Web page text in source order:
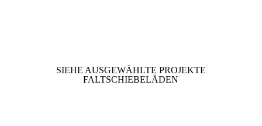
SIEHE AUSGEWÄHLTE PROJEKTE
FALTSCHIEBELÄDEN